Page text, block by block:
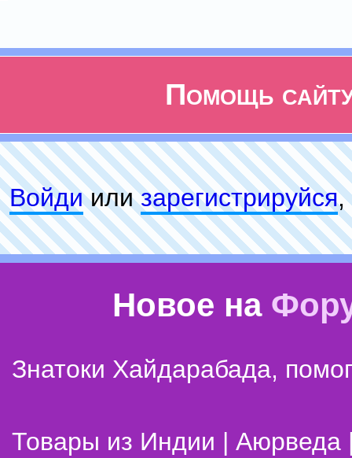
Помощь
Войдиилизарeгиcтpируйся,
Новое на
Знатоки Хайдарабада,
Товары из Индии | Аюрведа